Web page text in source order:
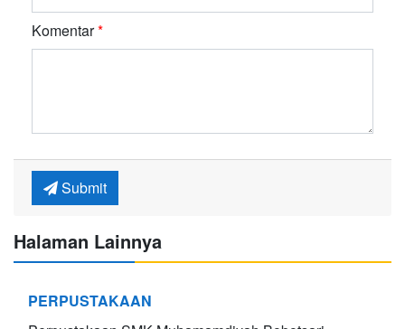
Komentar*
Submit
Halaman Lainnya
PERPUSTAKAAN